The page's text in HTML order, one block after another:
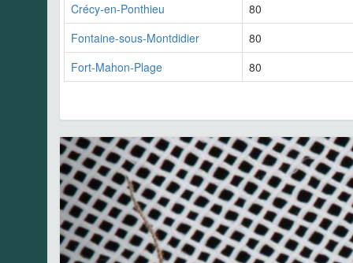
Crécy-en-Ponthieu
80
Fontaine-sous-Montdidier
80
Fort-Mahon-Plage
80